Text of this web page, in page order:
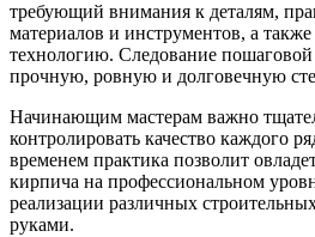
требующий внимания к деталям,
материалов и инструментов, а
технологию. Следование
прочную, ровную и долговечную
Начинающим мастерам важно
контролировать качество каждого
временем практика позволит
кирпича на профессиональном
реализации различных
руками.